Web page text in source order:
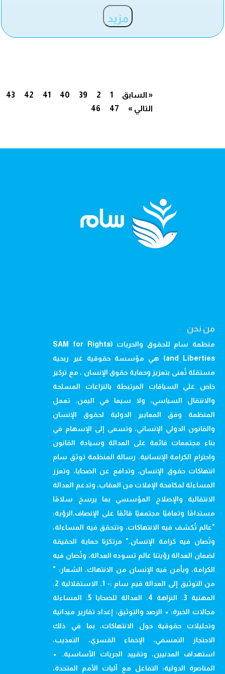
مزيد
« السابق 1
2
39
40
41
42
43
46
47 التالي »
من نحن
منظمة سام للحقوق والحريات (SAM for Rights
and Liberties) هي مؤسسة حقوقية غير ربحية
مستقلة تُعنى بتعزيز وحماية حقوق الإنسان ، مع تركيز
خاص على السياقات المرتبطة بالنزاعات المسلحة
والانتقال السياسي، ولا سيما في اليمن. تعمل
المنظمة وفق المعايير الدولية لحقوق الإنسان
والقانون الدولي الإنساني، وتسعى إلى الإسهام في
بناء مجتمعات قائمة على العدالة وسيادة القانون
واحترام الكرامة الإنسانية. رسالة المنظمة توثق سام
انتهاكات حقوق الإنسان، وتدافع عن الضحايا، وتعزز
المساءلة لمكافحة الإفلات من العقاب، وتدعم العدالة
الانتقالية والإصلاح المؤسسي بما يرسخ سلامًا
مستدامًا وتعافيًا مجتمعيًا قائمًا على الإنصاف.الرؤية:
"عالم تُكشف فيه الانتهاكات، وتتحقق فيه المساءلة،
وتُصان فيه كرامة الإنسان." مرتكزنا حماية الحقيقة
لضمان العدالة رؤيتنا عالم تسوده العدالة، وتُصان فيه
الكرامة، ويأمن فيه الإنسان من الانتهاك. الشعار: "
من التوثيق إلى العدالة قيم سام :- 1. الاستقلالية 2.
المهنية 3. النزاهة 4. العدالة للضحايا 5. المساءلة
مجالات الخبرة: • الرصد والتوثيق: إعداد تقارير ميدانية
وتحليلات حقوقية حول الانتهاكات، بما في ذلك
الاحتجاز التعسفي، الإخفاء القسري، التعذيب،
استهداف المدنيين، وتقييد الحريات الأساسية. •
المناصرة الدولية: التفاعل مع آليات الأمم المتحدة،